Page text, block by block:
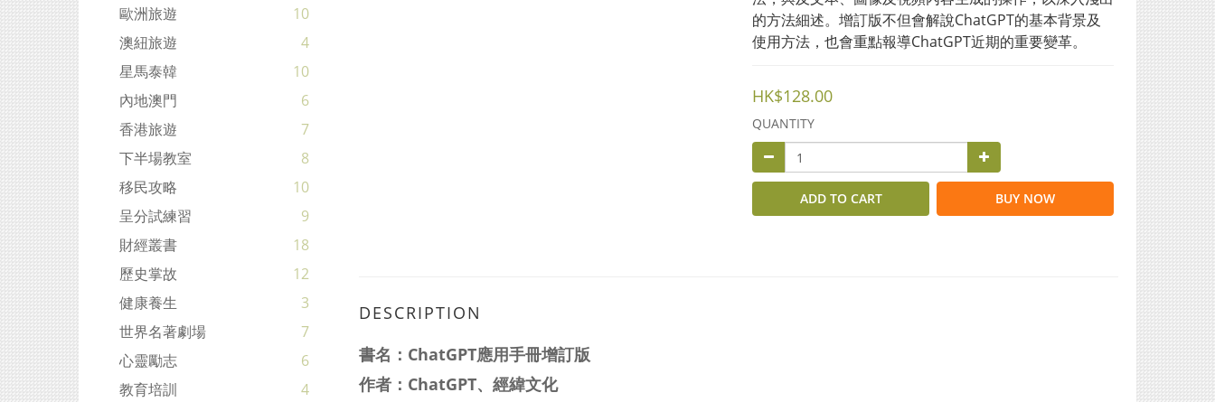
歐洲旅遊
10
澳紐旅遊
4
星馬泰韓
10
內地澳門
6
香港旅遊
7
下半場教室
8
移民攻略
10
呈分試練習
9
財經叢書
18
歷史掌故
12
健康養生
3
世界名著劇場
7
心靈勵志
6
教育培訓
4
的方法細述。增訂版不但會解說ChatGPT的基本背景及
使用方法，也會重點報導ChatGPT近期的重要變革。
HK$128.00
QUANTITY
ADD TO CART BUY NOW
DESCRIPTION
書名： ChatGPT應用手冊增訂版
作者： ChatGPT、經緯文化